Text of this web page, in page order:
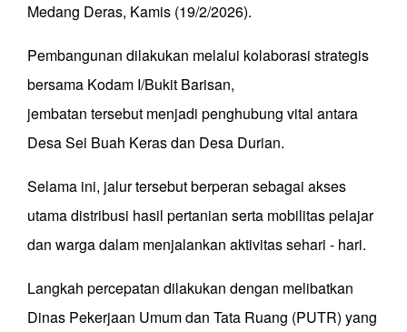
Medang Deras, Kamis (19/2/2026).
Pembangunan dilakukan melalui kolaborasi strategis
bersama Kodam I/Bukit Barisan,
jembatan tersebut menjadi penghubung vital antara
Desa Sei Buah Keras dan Desa Durian.
Selama ini, jalur tersebut berperan sebagai akses
utama distribusi hasil pertanian serta mobilitas pelajar
dan warga dalam menjalankan aktivitas sehari - hari.
Langkah percepatan dilakukan dengan melibatkan
Dinas Pekerjaan Umum dan Tata Ruang (PUTR) yang